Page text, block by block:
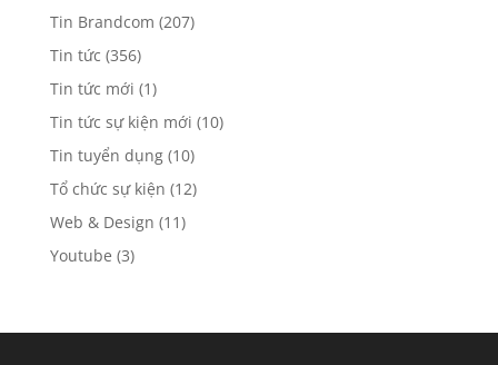
Tin Brandcom (207)
Tin tức (356)
Tin tức mới (1)
Tin tức sự kiện mới (10)
Tin tuyển dụng(10)
Tổ chức sự kiện (12)
Web & Design (11)
Youtube (3)